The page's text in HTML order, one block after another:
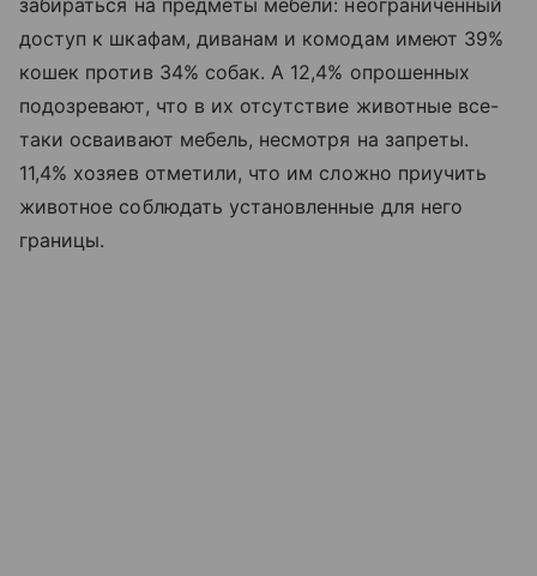
забираться на предметы мебели: неограниченный
доступ к шкафам, диванам и комодам имеют 39%
кошек против 34% собак. А 12,4% опрошенных
подозревают, что в их отсутствие животные все-
таки осваивают мебель, несмотря на запреты.
11,4% хозяев отметили, что им сложно приучить
животное соблюдать установленные для него
границы.